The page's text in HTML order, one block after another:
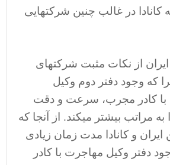
در غالب چنین شرکتهایی
از نکات مثبت شرکتهای
که وجود دفتر دوم وکیل
با کادر مجرب، سرعت و دقت
مراتب بیشتر میکند. از آنجا که
و کانادا مدت زمان زیادی
دفتر وکیل مهاجرت با کادر